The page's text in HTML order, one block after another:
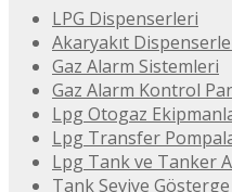
LPG Dispenserleri
Akaryakıt
Gaz Alarm Sistemleri
Gaz Alarm Kontrol
Lpg Otogaz
Lpg Transfer
Lpg Tank ve Tanker
Tank Seviye